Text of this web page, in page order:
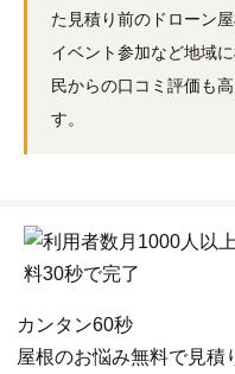
た見積り前のドローン
イベント参加など地域
民からの口コミ評価も
す。
カンタン60秒
屋根のお悩み無料で見積